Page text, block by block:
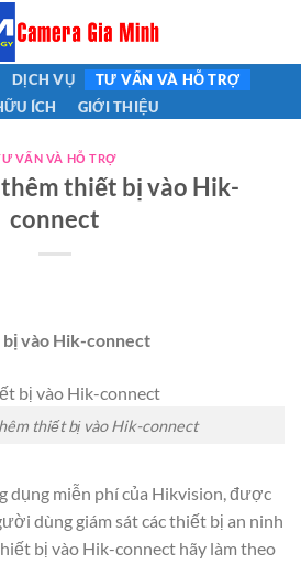
DỊCH VỤ
TƯ VẤN VÀ HỖ TRỢ
ÍCH
GIỚI THIỆU
VẤN VÀ HỖ TRỢ
thiết bị vào Hik-
connect
vào Hik-connect
thiết bị vào Hik-connect
dụng miễn phí của Hikvision, được
dùng giám sát các thiết bị an ninh
bị vào Hik-connect hãy làm theo